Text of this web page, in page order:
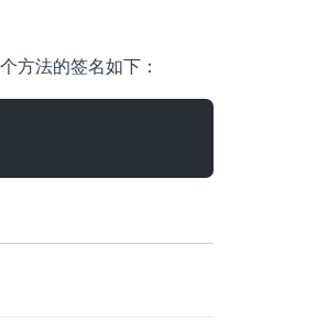
方法的签名如下：